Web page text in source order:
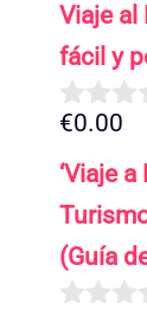
e
5
Viaje al
fácil y
0
e
5
€0.00
‘Viaje
(Guía